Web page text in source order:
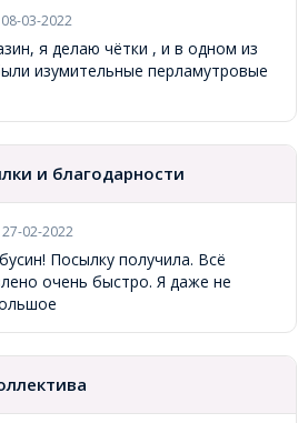
08-03-2022
я делаю чётки , и в одном из
изумительные перламутровые
и благодарности
27-02-2022
Посылку получила. Всё
очень быстро. Я даже не